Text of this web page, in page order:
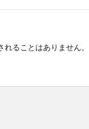
ることはありません。